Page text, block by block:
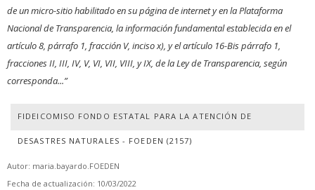
de un micro-sitio habilitado en su página de internet y en la Plataforma
Nacional de Transparencia, la información fundamental establecida en el
artículo 8, párrafo 1, fracción V, inciso x), y el artículo 16-Bis párrafo 1,
fracciones II, III, IV, V, VI, VII, VIII, y IX, de la Ley de Transparencia, según
corresponda...”
FIDEICOMISO FONDO ESTATAL PARA LA ATENCIÓN DE
DESASTRES NATURALES - FOEDEN (2157)
Autor: maria.bayardo.FOEDEN
Fecha de actualización: 10/03/2022